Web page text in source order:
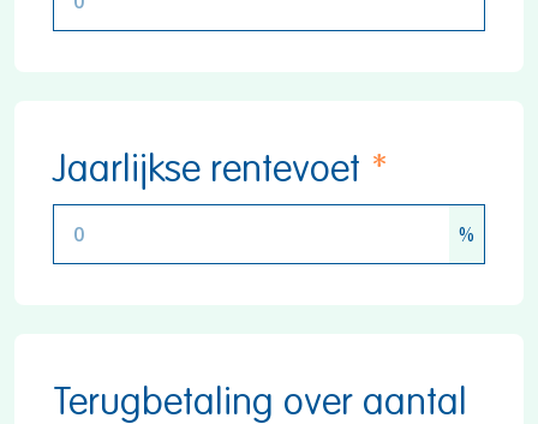
Jaarlijkse rentevoet *
Terugbetaling over aantal